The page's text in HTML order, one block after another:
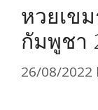
หวยเข
กัมพูชา
26/08/2022